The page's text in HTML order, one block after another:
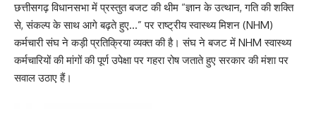
छत्तीसगढ़ विधानसभा में प्रस्तुत बजट की थीम “ज्ञान के उत्थान, गति की शक्ति
से, संकल्प के साथ आगे बढ़ते हुए…” पर राष्ट्रीय स्वास्थ्य मिशन (NHM)
कर्मचारी संघ ने कड़ी प्रतिक्रिया व्यक्त की है। संघ ने बजट में NHM स्वास्थ्य
कर्मचारियों की मांगों की पूर्ण उपेक्षा पर गहरा रोष जताते हुए सरकार की मंशा पर
सवाल उठाए हैं।